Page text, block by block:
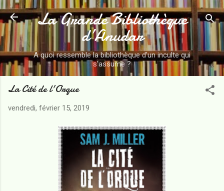
Accéder au contenu principal
La Grande Bibliothèque
d’Anudar
A quoi ressemble la bibliothèque d'un inculte qui
s'assume ?
La Cité de l'Orque
vendredi, février 15, 2019